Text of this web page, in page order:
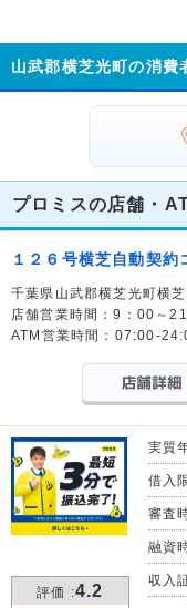
山武郡横芝光町の消費
プロミスの店舗・
１２６号横芝自動契約
千葉県山武郡横芝光町横
店舗営業時間：9：00～
ATM営業時間：07:00-
評価 :4.2
実質
借入
審査
融資
収入